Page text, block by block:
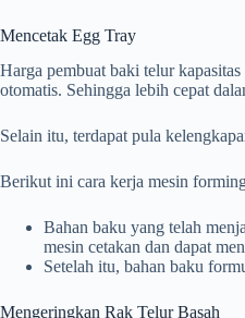
Mencetak Egg Tray
Harga pembuat baki telur
otomatis. Sehingga lebih cepat
Selain itu, terdapat pula
Berikut ini cara kerja mesin
Bahan baku yang telah
mesin cetakan dan dapat
Setelah itu, bahan baku
Mengeringkan Rak Telur Basah